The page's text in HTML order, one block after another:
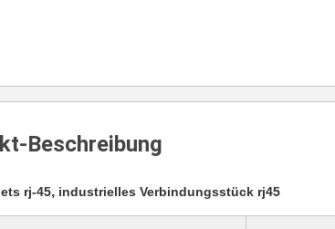
Beschreibung
rj-45, industrielles Verbindungsstück rj45